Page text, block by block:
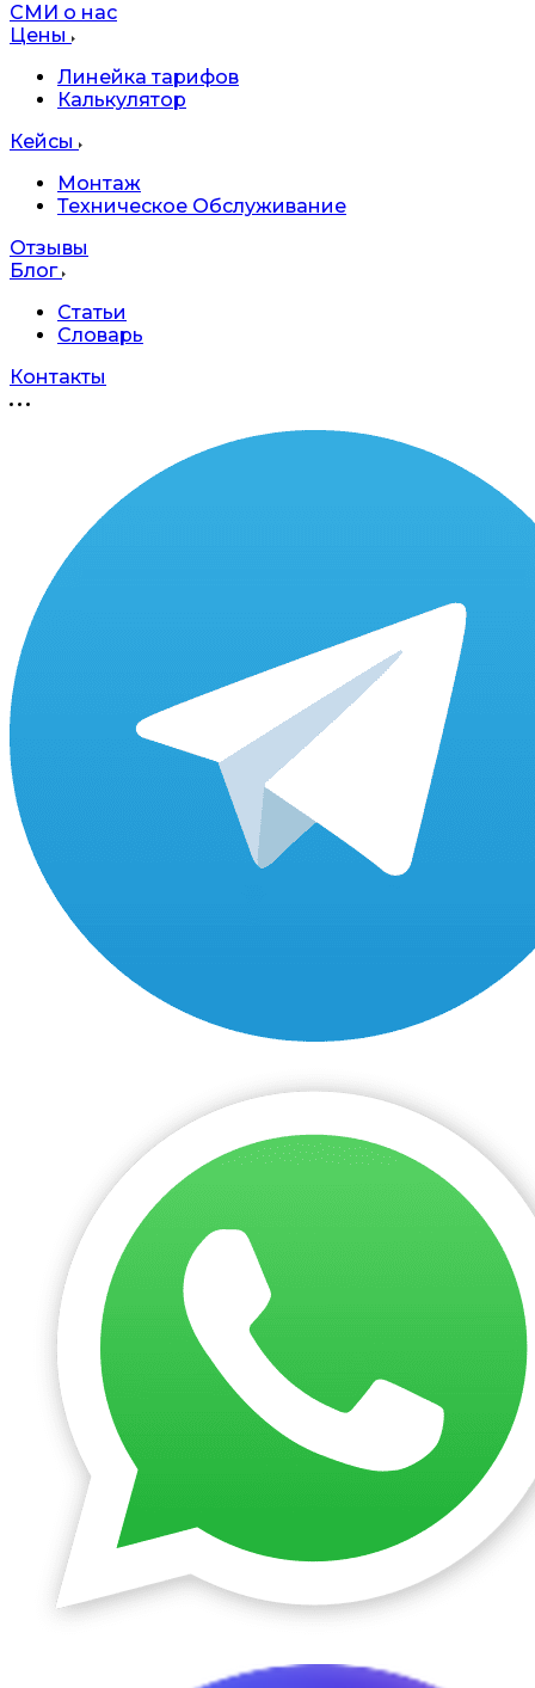
СМИ о нас
Цены
Линейка тарифов
Калькулятор
Кейсы
Монтаж
Техническое Обслуживание
Отзывы
Блог
Статьи
Словарь
Контакты